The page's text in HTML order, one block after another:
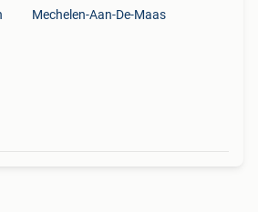
Mechelen-Aan-De-Maas